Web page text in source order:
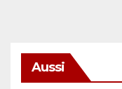
Aussi